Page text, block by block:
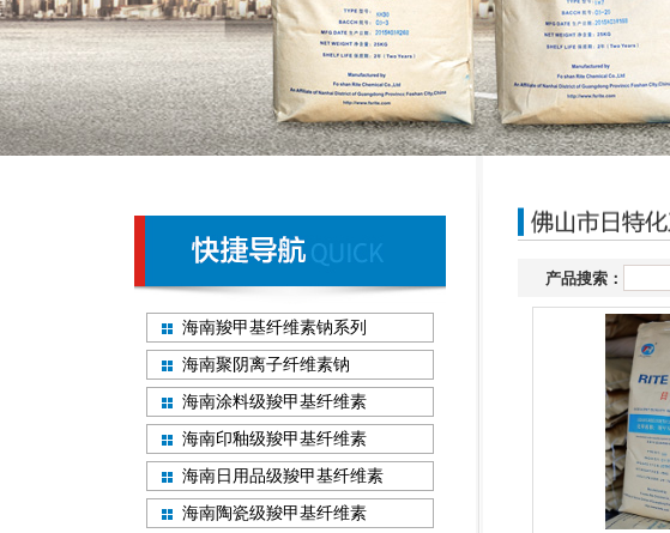
海南羧甲基纤维素钠系列
海南聚阴离子纤维素钠
海南涂料级羧甲基纤维素
海南印釉级羧甲基纤维素
海南日用品级羧甲基纤维素
海南陶瓷级羧甲基纤维素
产品搜索：